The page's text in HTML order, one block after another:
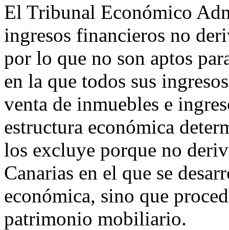
El Tribunal Económico
ingresos financieros no
por lo que no son aptos
en la que todos sus
venta de inmuebles e
estructura económica
los excluye porque no
Canarias en el que se
económica, sino que
patrimonio mobiliario.